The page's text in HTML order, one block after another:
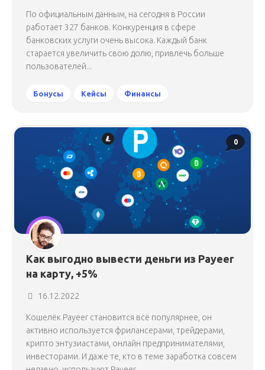
По официальным данным, на сегодня в России
работает 327 банков. Конкуренция в сфере
банковских услуги очень высока. Каждый банк
старается увеличить свою долю, привлечь больше
пользователей...
Бонусы Кейсы Финансы
0
Как выгодно вывести деньги из Payeer
на карту, +5%
16.12.2022
Кошелёк Payeer становится всё популярнее, он
активно используется фрилансерами, трейдерами,
крипто энтузиастами, онлайн предпринимателями,
инвесторами. И даже те, кто в теме заработка совсем